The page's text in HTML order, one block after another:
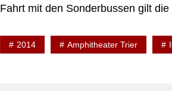
Fahrt mit den Sonderbussen gilt
2014 Amphitheater Trier